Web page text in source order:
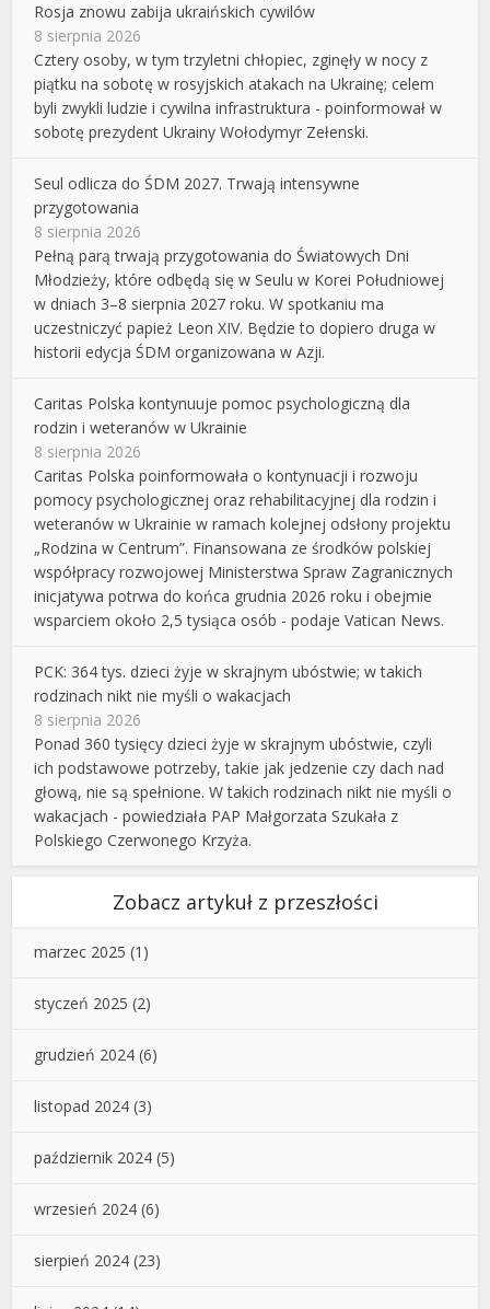
Rosja znowu zabija ukraińskich cywilów
8 sierpnia 2026
Cztery osoby, w tym trzyletni chłopiec, zginęły w nocy z
piątku na sobotę w rosyjskich atakach na Ukrainę; celem
byli zwykli ludzie i cywilna infrastruktura - poinformował w
sobotę prezydent Ukrainy Wołodymyr Zełenski.
Seul odlicza do ŚDM 2027. Trwają intensywne
przygotowania
8 sierpnia 2026
Pełną parą trwają przygotowania do Światowych Dni
Młodzieży, które odbędą się w Seulu w Korei Południowej
w dniach 3–8 sierpnia 2027 roku. W spotkaniu ma
uczestniczyć papież Leon XIV. Będzie to dopiero druga w
historii edycja ŚDM organizowana w Azji.
Caritas Polska kontynuuje pomoc psychologiczną dla
rodzin i weteranów w Ukrainie
8 sierpnia 2026
Caritas Polska poinformowała o kontynuacji i rozwoju
pomocy psychologicznej oraz rehabilitacyjnej dla rodzin i
weteranów w Ukrainie w ramach kolejnej odsłony projektu
„Rodzina w Centrum”. Finansowana ze środków polskiej
współpracy rozwojowej Ministerstwa Spraw Zagranicznych
inicjatywa potrwa do końca grudnia 2026 roku i obejmie
wsparciem około 2,5 tysiąca osób - podaje Vatican News.
PCK: 364 tys. dzieci żyje w skrajnym ubóstwie; w takich
rodzinach nikt nie myśli o wakacjach
8 sierpnia 2026
Ponad 360 tysięcy dzieci żyje w skrajnym ubóstwie, czyli
ich podstawowe potrzeby, takie jak jedzenie czy dach nad
głową, nie są spełnione. W takich rodzinach nikt nie myśli o
wakacjach - powiedziała PAP Małgorzata Szukała z
Polskiego Czerwonego Krzyża.
Zobacz artykuł z przeszłości
marzec 2025 (1)
styczeń 2025 (2)
grudzień 2024 (6)
listopad 2024 (3)
październik 2024 (5)
wrzesień 2024 (6)
sierpień 2024 (23)